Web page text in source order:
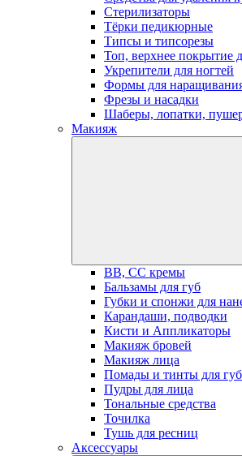
Стерилизаторы
Тёрки педикюрные
Типсы и типсорезы
Топ, верхнее покрытие
Укрепители для ногтей
Формы для
Фрезы и насадки
Шаберы, лопатки,
Макияж
BB, СС кремы
Бальзамы для губ
Губки и спонжи для
Карандаши, подводки
Кисти и Аппликаторы
Макияж бровей
Макияж лица
Помады и тинты для губ
Пудры для лица
Тональные средства
Точилка
Тушь для ресниц
Аксессуары